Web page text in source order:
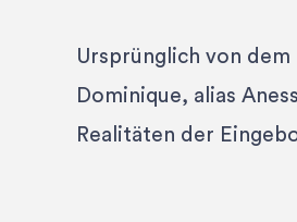
Ursprünglich von
Dominique, alias
Realitäten der